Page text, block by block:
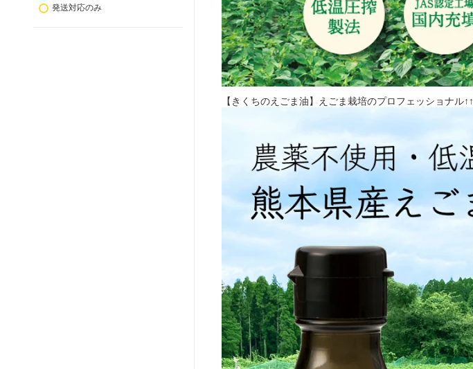
発送対応のみ
【きくちのえごま油】えごま栽培のプロフェッショナル↑↑